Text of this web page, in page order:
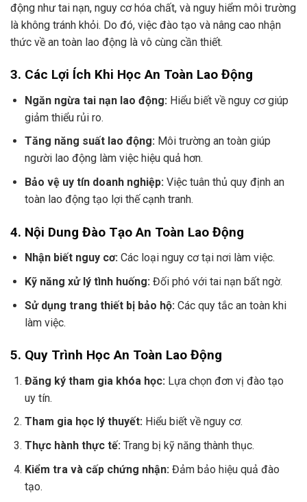
động như tai nạn, nguy cơ hóa chất, và nguy hiểm môi trường
là không tránh khỏi. Do đó, việc đào tạo và nâng cao nhận
thức về an toàn lao động là vô cùng cần thiết.
3. Các Lợi Ích Khi Học An Toàn Lao Động
Ngăn ngừa tai nạn lao động:Hiểu biết về nguy cơ giúp
giảm thiểu rủi ro.
Tăng năng suất lao động:Môi trường an toàn giúp
người lao động làm việc hiệu quả hơn.
Bảo vệ uy tín doanh nghiệp:Việc tuân thủ quy định an
toàn lao động tạo lợi thế cạnh tranh.
4. Nội Dung Đào Tạo An Toàn Lao Động
Nhận biết nguy cơ:Các loại nguy cơ tại nơi làm việc.
Kỹ năng xử lý tình huống:Đối phó với tai nạn bất ngờ.
Sử dụng trang thiết bị bảo hộ: Các quy tắc an toàn khi
làm việc.
5. Quy Trình Học An Toàn Lao Động
Đăng ký tham gia khóa học:Lựa chọn đơn vị đào tạo
uy tín.
Tham gia học lý thuyết:Hiểu biết về nguy cơ.
Thực hành thực tế:Trang bị kỹ năng thành thục.
Kiểm tra và cấp chứng nhận: Đảm bảo hiệu quả đào
tạo.